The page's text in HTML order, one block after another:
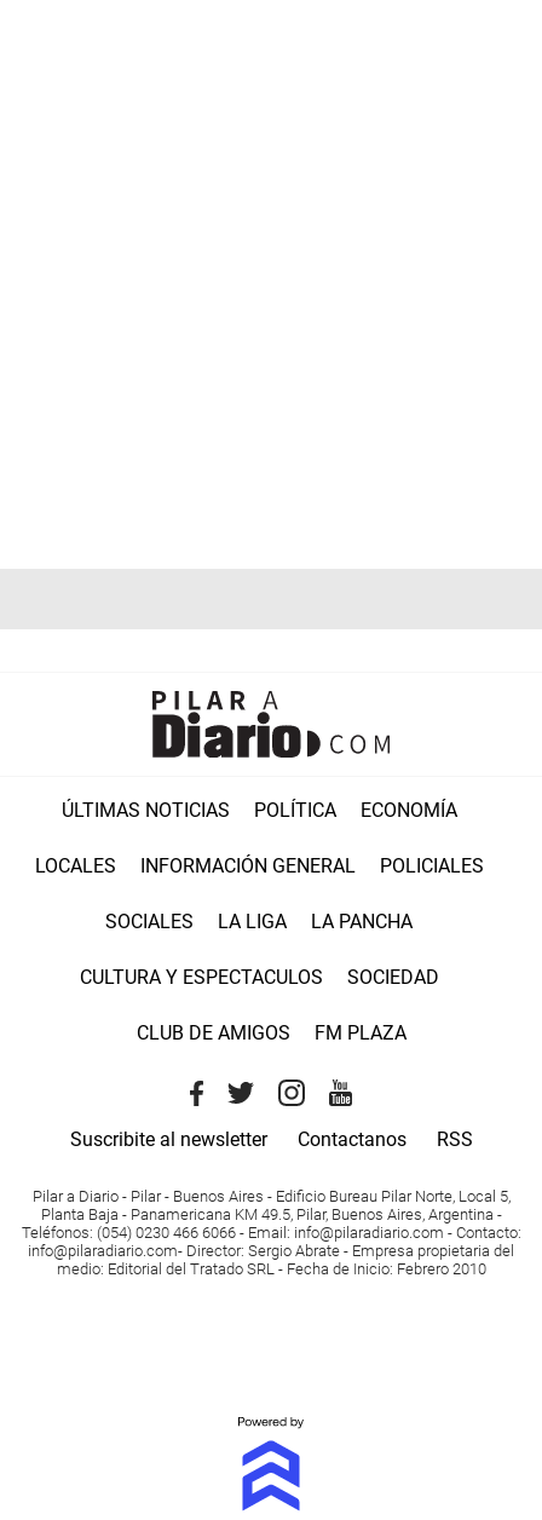
ÚLTIMAS NOTICIAS POLÍTICA ECONOMÍA
LOCALES INFORMACIÓN GENERAL POLICIALES
SOCIALES LA LIGA LA PANCHA
CULTURA Y ESPECTACULOS SOCIEDAD
CLUB DE AMIGOS FM PLAZA
Suscribite al newsletter Contactanos RSS
Pilar a Diario - Pilar - Buenos Aires - Edificio Bureau Pilar Norte, Local 5,
Planta Baja - Panamericana KM 49.5, Pilar, Buenos Aires, Argentina -
Teléfonos: (054) 0230 466 6066 - Email : info@pilaradiario.com - Contacto:
info@pilaradiario.com- Director: Sergio Abrate - Empresa propietaria del
medio: Editorial del Tratado SRL - Fecha de Inicio: Febrero 2010